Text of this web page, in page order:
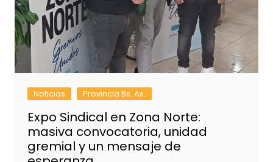
Noticias Provincia Bs. As.
Expo Sindical en Zona Norte:
masiva convocatoria, unidad
gremial y un mensaje de